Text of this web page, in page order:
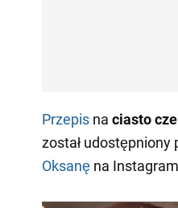
Przepisna ciasto
został udostępniony
Oksanęna